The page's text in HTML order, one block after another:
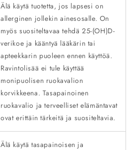
Älä käytä tuotetta, jos lapsesi on
allerginen jollekin ainesosalle. On
myös suositeltavaa tehdä 25-(OH)D-
verikoe ja kääntyä lääkärin tai
apteekkarin puoleen ennen käyttöä.
Ravintolisää ei tule käyttää
monipuolisen ruokavalion
korvikkeena. Tasapainoinen
ruokavalio ja terveelliset elämäntavat
ovat erittäin tärkeitä ja suositeltavia.
Älä käytä tasapainoisen ja